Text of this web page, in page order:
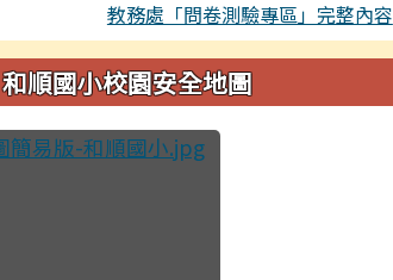
教務處「問卷測驗專區」完整內容
和順國小校園安全地圖